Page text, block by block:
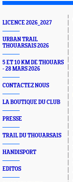
LICENCE 2026_2027
URBAN TRAIL
THOUARSAIS 2026
5 ET 10 KM DE THOUARS
- 28 MARS 2026
CONTACTEZ NOUS
LA BOUTIQUE DU CLUB
PRESSE
TRAIL DU THOUARSAIS
HANDISPORT
EDITOS